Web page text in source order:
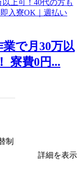
業で月30万以
寮費0円...
制
詳細を表示